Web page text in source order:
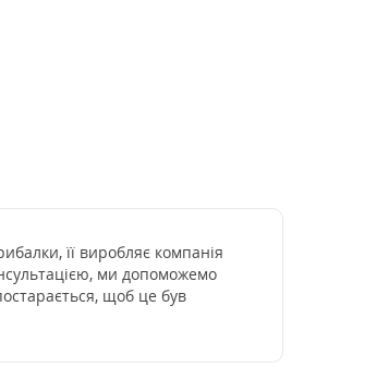
її виробляє компанія
ми допоможемо
щоб це був